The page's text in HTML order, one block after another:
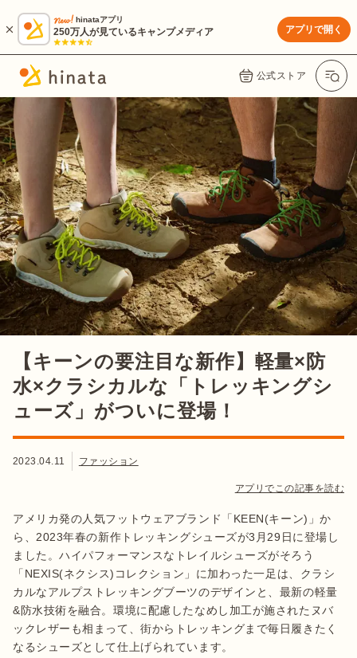
hinataアプリ
250万人が見ているキャンプメディア アプリで開く
公式ストア
【キーンの要注目な新作】軽量×防
水×クラシカルな「トレッキングシ
ューズ」がついに登場！
2023.04.11 ファッション
アプリでこの記事を読む
アメリカ発の人気フットウェアブランド「KEEN(キーン)」か
ら、2023年春の新作トレッキングシューズが3月29日に登場し
ました。ハイパフォーマンスなトレイルシューズがそろう
「NEXIS(ネクシス)コレクション」に加わった一足は、クラシ
カルなアルプストレッキングブーツのデザインと、最新の軽量
&防水技術を融合。環境に配慮したなめし加工が施されたヌバ
ックレザーも相まって、街からトレッキングまで毎日履きたく
なるシューズとして仕上げられています。